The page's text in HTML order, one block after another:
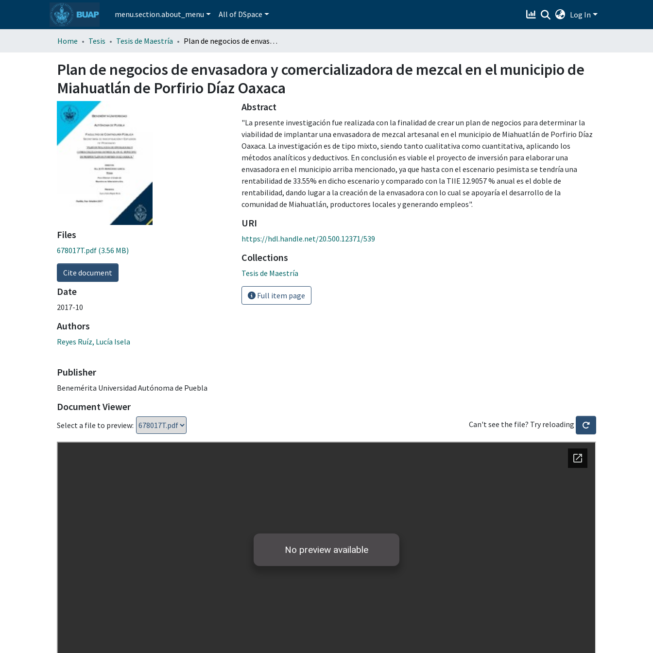
menu.section.about_menu All of DSpace Log In
Home Tesis Tesis de Maestría Plan de negocios de envasadora y comercializadora de mezcal en el municipio de Miahuatlán de Porfirio Díaz Oaxaca
Plan de negocios de envasadora y comercializadora de mezcal en el municipio de
Miahuatlán de Porfirio Díaz Oaxaca
Files
678017T.pdf (3.56 MB)
Cite document
Date
2017-10
Authors
Reyes Ruíz, Lucía Isela
Publisher
Benemérita Universidad Autónoma de Puebla
Abstract
"La presente investigación fue realizada con la finalidad de crear un plan de negocios para determinar la
viabilidad de implantar una envasadora de mezcal artesanal en el municipio de Miahuatlán de Porfirio Díaz
Oaxaca. La investigación es de tipo mixto, siendo tanto cualitativa como cuantitativa, aplicando los
métodos analíticos y deductivos. En conclusión es viable el proyecto de inversión para elaborar una
envasadora en el municipio arriba mencionado, ya que hasta con el escenario pesimista se tendría una
rentabilidad de 33.55% en dicho escenario y comparado con la TIIE 12.9057 % anual es el doble de
rentabilidad, dando lugar a la creación de la envasadora con lo cual se apoyaría el desarrollo de la
comunidad de Miahuatlán, productores locales y generando empleos".
URI
https://hdl.handle.net/20.500.12371/539
Collections
Tesis de Maestría
Full item page
Document Viewer
Select a file to preview: Can't see the file? Try reloading